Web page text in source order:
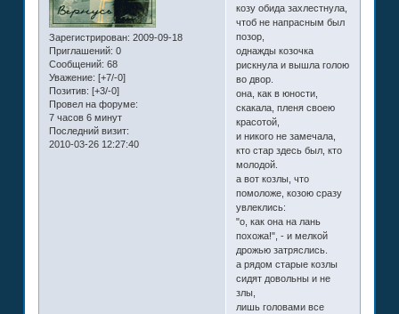
Зарегистрирован: 2009-09-18
Приглашений: 0
Сообщений: 68
Уважение: [+7/-0]
Позитив: [+3/-0]
Провел на форуме:
7 часов 6 минут
Последний визит:
2010-03-26 12:27:40
козу обида захлестнула,
чтоб не напрасным был
позор,
однажды козочка
рискнула и вышла голою
во двор.
она, как в юности,
скакала, пленя своею
красотой,
и никого не замечала,
кто стар здесь был, кто
молодой.
а вот козлы, что
помоложе, козою сразу
увлеклись:
"о, как она на лань
похожа!", - и мелкой
дрожью затряслись.
а рядом старые козлы
сидят довольны и не
злы,
лишь головами все